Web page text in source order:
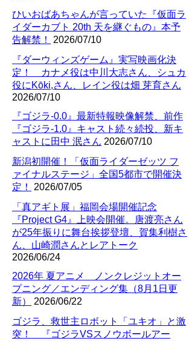
ひいおばあちゃんが言っていた『仮面ラ
イダーカブト 20th 天を継ぐもの』本予
告解禁！
2026/07/10
『ダーウィンズゲーム』実写映画化決
定！ カナメ役は中川大志さん、シュカ
役にKōki,さん、レイン役は畑 芽育さん
2026/07/10
『ゴジラ-0.0』最新特報映像解禁、前作
『ゴジラ-1.0』キャスト続々続投、新キ
ャストに田中 泯さん 2026/07/10
新潟初開催！「仮面ライダーゼッツ フ
ァイナルステージ」全国5都市で開催決
定！
2026/07/05
「真アギト展」福岡会場開催記念
『Project G4』上映会開催。唐渡亮さん
が25年振りに舞台挨拶登壇、賀集利樹さ
ん、山崎潤さんとレアトーク
2026/06/24
2026年 夏アニメ ノンクレジットオー
プニング／エンディング集（8月1日更
新）
2026/06/22
ゴジラ、救世主ロボット「ユキオ」と激
突！ 『ゴジラVSスノウボールアー